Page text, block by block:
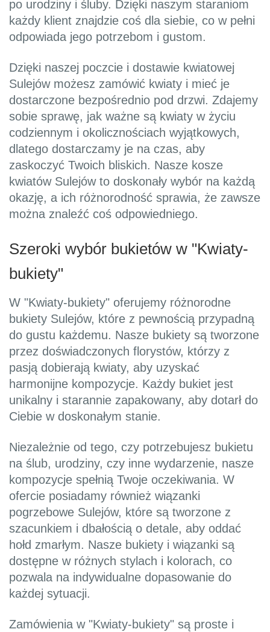
po urodziny i śluby. Dzięki naszym staraniom
każdy klient znajdzie coś dla siebie, co w pełni
odpowiada jego potrzebom i gustom.
Dzięki naszej poczcie i dostawie kwiatowej
Sulejów możesz zamówić kwiaty i mieć je
dostarczone bezpośrednio pod drzwi. Zdajemy
sobie sprawę, jak ważne są kwiaty w życiu
codziennym i okolicznościach wyjątkowych,
dlatego dostarczamy je na czas, aby
zaskoczyć Twoich bliskich. Nasze kosze
kwiatów Sulejów to doskonały wybór na każdą
okazję, a ich różnorodność sprawia, że zawsze
można znaleźć coś odpowiedniego.
Szeroki wybór bukietów w "Kwiaty-
bukiety"
W "Kwiaty-bukiety" oferujemy różnorodne
bukiety Sulejów, które z pewnością przypadną
do gustu każdemu. Nasze bukiety są tworzone
przez doświadczonych florystów, którzy z
pasją dobierają kwiaty, aby uzyskać
harmonijne kompozycje. Każdy bukiet jest
unikalny i starannie zapakowany, aby dotarł do
Ciebie w doskonałym stanie.
Niezależnie od tego, czy potrzebujesz bukietu
na ślub, urodziny, czy inne wydarzenie, nasze
kompozycje spełnią Twoje oczekiwania. W
ofercie posiadamy również wiązanki
pogrzebowe Sulejów, które są tworzone z
szacunkiem i dbałością o detale, aby oddać
hołd zmarłym. Nasze bukiety i wiązanki są
dostępne w różnych stylach i kolorach, co
pozwala na indywidualne dopasowanie do
każdej sytuacji.
Zamówienia w "Kwiaty-bukiety" są proste i